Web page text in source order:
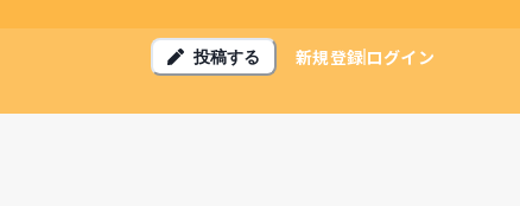
投稿する 新規登録ログイン